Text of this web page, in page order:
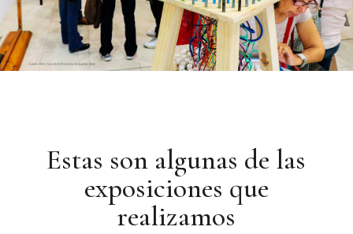
Estas son algunas de las
exposiciones que
realizamos